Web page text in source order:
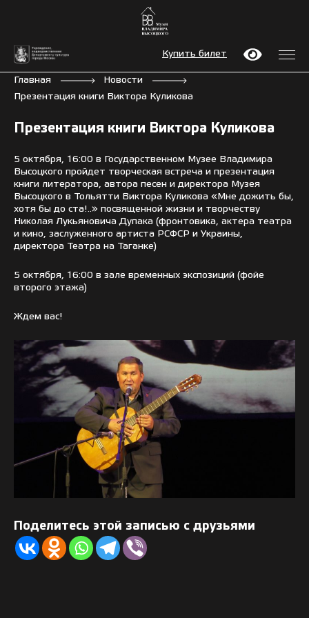
Купить билет
Главная
Новости
Презентация книги Виктора Куликова
Презентация книги Виктора Куликова
5 октября, 16:00 в Государственном Музее Владимира
Высоцкого пройдет творческая встреча и презентация
книги литератора, автора песен и директора Музея
Высоцкого в Тольятти Виктора Куликова «Мне дожить бы,
хотя бы до ста!..» посвященной жизни и творчеству
Николая Лукьяновича Дупака (фронтовика, актера театра
и кино, заслуженного артиста РСФСР и Украины,
директора Театра на Таганке)
5 октября, 16:00 в зале временных экспозиций (фойе
второго этажа)
Ждем вас!
Поделитесь этой записью с друзьями